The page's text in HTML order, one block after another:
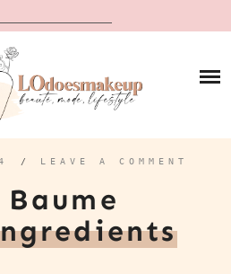
/ LEAVE A COMMENT